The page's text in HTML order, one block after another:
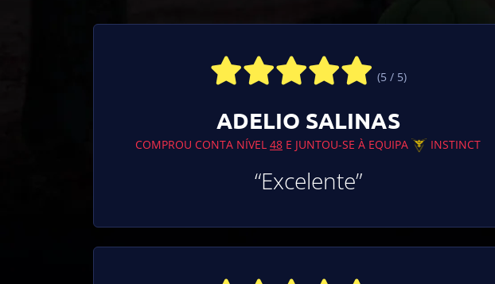
(5 / 5)
ADELIO SALINAS
COMPROU CONTA NÍVEL 48 E JUNTOU-SE À EQUIPA INSTINCT
“Excelente”